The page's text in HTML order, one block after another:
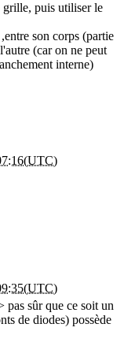
grille, puis utiliser le
son corps (partie
(car on ne peut
interne)
pas sûr que ce soit un
de diodes) possède